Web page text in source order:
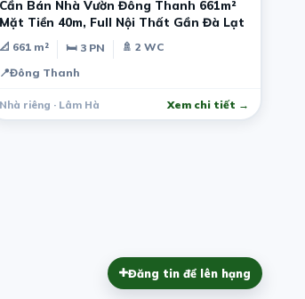
Cần Bán Nhà Vườn Đông Thanh 661m²
Mặt Tiền 40m, Full Nội Thất Gần Đà Lạt
📐 661 m² 🛏 3 PN
🚿 2 WC
📍Đông Thanh
Nhà riêng · Lâm Hà Xem chi tiết →
Đăng tin để lên hạng